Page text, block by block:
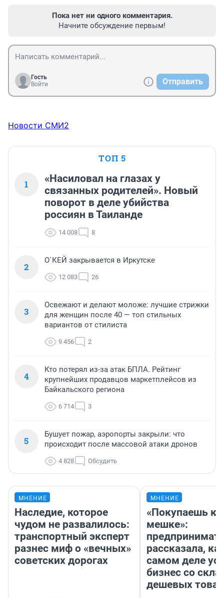
Пока нет ни одного комментария.
Начните обсуждение первым!
Гость
Войти
Отправить
Новости СМИ2
ТОП 5
1
«Насиловал на глазах у
связанных родителей». Новый
поворот в деле убийства
россиян в Таиланде
14 008 8
2
О`КЕЙ закрывается в Иркутске
12 083 26
3
Освежают и делают моложе: лучшие стрижки
для женщин после 40 — топ стильных
вариантов от стилиста
9 456 2
4
Кто потерял из-за атак БПЛА. Рейтинг
крупнейших продавцов маркетплейсов из
Байкальского региона
6 714 3
5
Бушует пожар, аэропорты закрыли: что
происходит после массовой атаки дронов
4 828 Обсудить
МНЕНИЕ
Наследие, которое
чудом не развалилось:
транспортный эксперт
разнес миф о «вечных»
советских дорогах
МНЕНИЕ
«Покупаешь
мешке»:
рассказала,
самом деле
бизнес со
дешевых